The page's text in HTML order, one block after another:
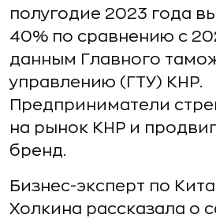
полугодие 2023 года
40% по сравнению с
данным Главного
управлению (ГТУ) КНР.
Предприниматели
на рынок КНР и
бренд.
Бизнес-эксперт по
Холкина рассказала о